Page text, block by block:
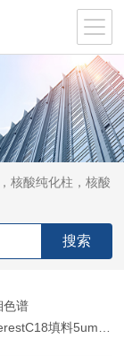
核酸纯化柱，核酸
色谱
填料5um